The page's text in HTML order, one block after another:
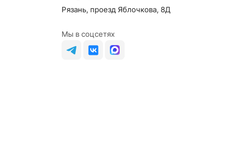
Рязань, проезд Яблочкова, 8Д
Мы в соцсетях